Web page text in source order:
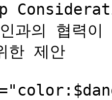
과의 협력
한 제안